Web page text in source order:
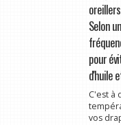
Selon
pour
d'huile
C'est à
vos